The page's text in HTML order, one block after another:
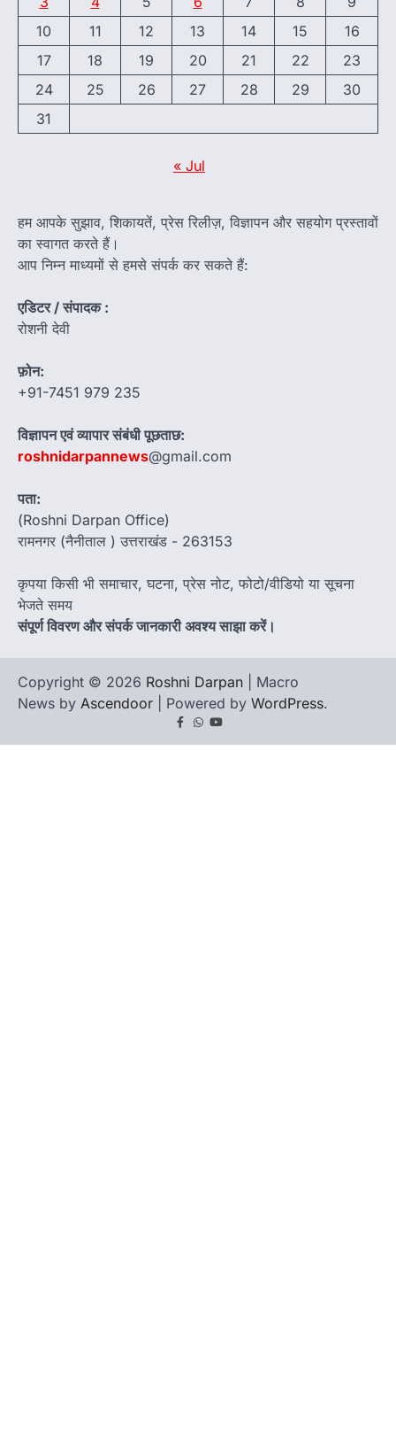
10
11 12 13 14 15
16
17
18 19 20 21 22
23
24
25 26 27 28 29
30
31
« Jul
हम आपके सुझाव, शिकायतें, प्रेस रिलीज़, विज्ञापन और सहयोग प्रस्तावों
का स्वागत करते हैं।
आप निम्न माध्यमों से हमसे संपर्क कर सकते हैं:
एडिटर / संपादक :
रोशनी देवी
फ़ोन:
+91-7451 979 235
विज्ञापन एवं व्यापार संबंधी पूछताछ:
roshnidarpannews@gmail.com
पता:
(Roshni Darpan Office)
रामनगर (नैनीताल ) उत्तराखंड - 263153
कृपया किसी भी समाचार, घटना, प्रेस नोट, फोटो/वीडियो या सूचना
भेजते समय
संपूर्ण विवरण और संपर्क जानकारी अवश्य साझा करें।
Copyright © 2026 Roshni Darpan | Macro
News by Ascendoor | Powered by WordPress.
Facebook
Whatsapp
youtube